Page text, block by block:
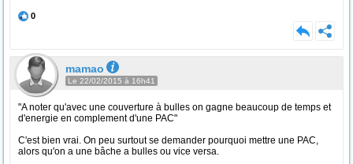
0
mamao
Le 22/02/2015 à 16h41
"A noter qu'avec une couverture à bulles on gagne beaucoup de temps et
d'energie en complement d'une PAC"
C'est bien vrai. On peu surtout se demander pourquoi mettre une PAC,
alors qu'on a une bâche a bulles ou vice versa.